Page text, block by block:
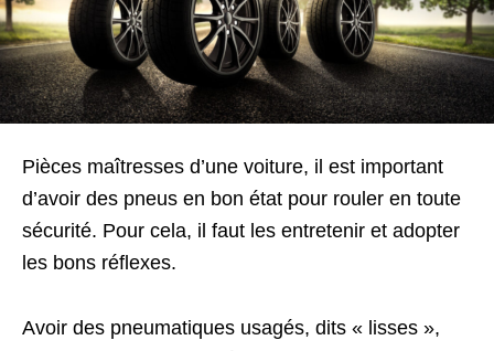
Pièces maîtresses d’une voiture, il est important
d’avoir des pneus en bon état pour rouler en toute
sécurité. Pour cela, il faut les entretenir et adopter
les bons réflexes.
Avoir des pneumatiques usagés, dits « lisses »,